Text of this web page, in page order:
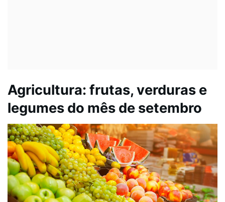
Agricultura: frutas, verduras e
legumes do mês de setembro